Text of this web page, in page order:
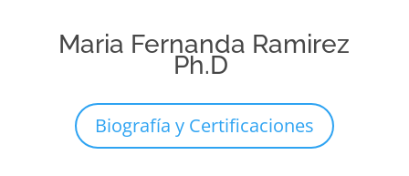
Maria Fernanda Ramirez
Ph.D
Biografía y Certificaciones